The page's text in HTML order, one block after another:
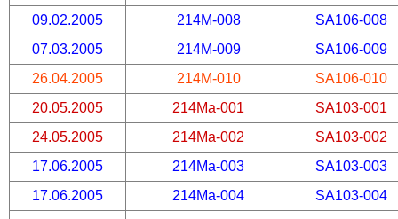
09.02.2005
214M-008
SA106-008
07.03.2005
214M-009
SA106-009
26.04.2005
214M-010
SA106-010
20.05.2005
214Ma-001
SA103-001
24.05.2005
214Ma-002
SA103-002
17.06.2005
214Ma-003
SA103-003
17.06.2005
214Ma-004
SA103-004